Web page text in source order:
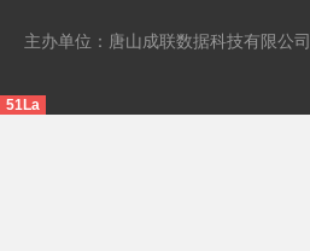
主办单位：唐山成联数据科技有限公司
51La